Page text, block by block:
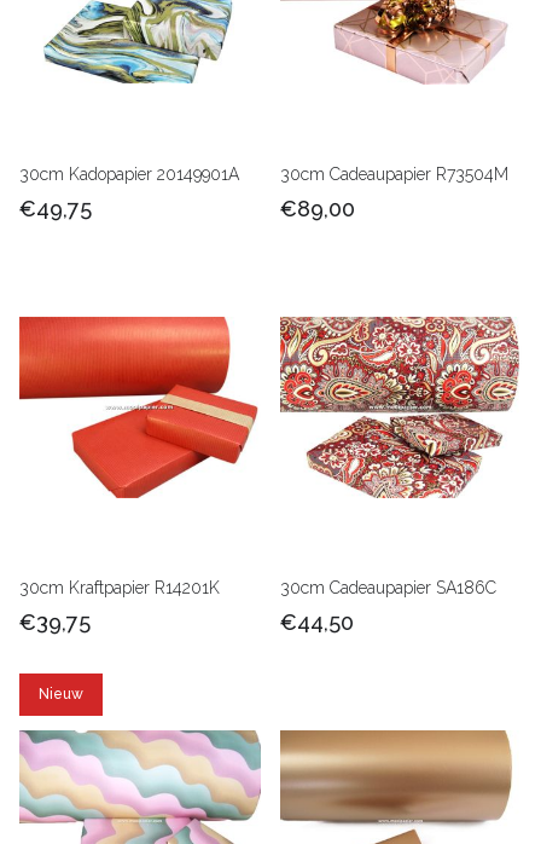
30cm Kadopapier 20149901A
€49,75
30cm Cadeaupapier R73504M
€89,00
30cm Kraftpapier R14201K
€39,75
30cm Cadeaupapier SA186C
€44,50
Nieuw